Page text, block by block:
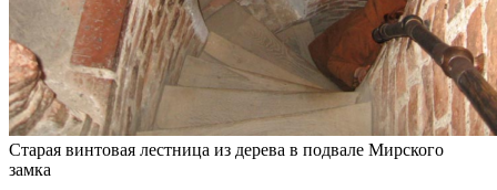
Старая винтовая лестница из дерева в подвале Мирского
замка